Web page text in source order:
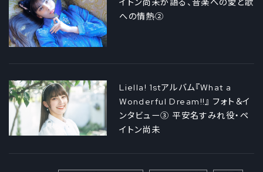
への情熱②
Liella! 1stアルバム『What a
Wonderful Dream!!』 フォト＆イ
ンタビュー③ 平安名すみれ役・ペ
イトン尚未